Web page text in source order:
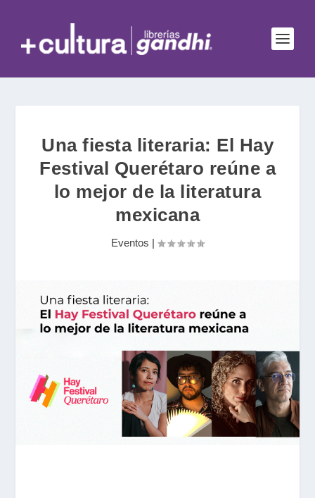
Una fiesta literaria: El Hay
Festival Querétaro reúne a
lo mejor de la literatura
mexicana
Eventos |